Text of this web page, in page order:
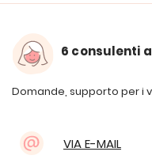
6 consulenti
Domande, supporto per i
VIA E-MAIL